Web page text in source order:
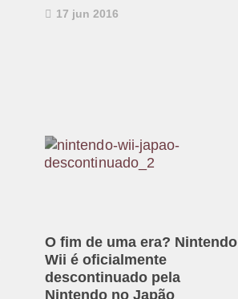
17 jun 2016
O fim de uma era? Nintendo
Wii é oficialmente
descontinuado pela
Nintendo no Japão